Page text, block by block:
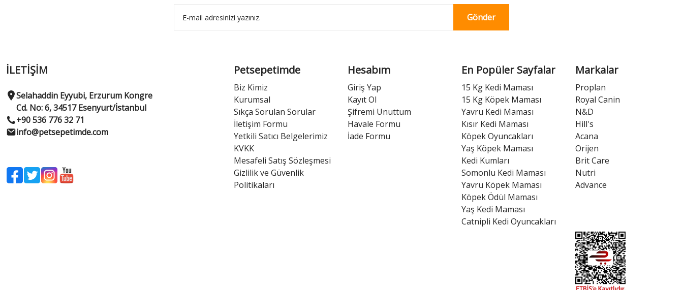
Gönder
İLETİŞİM
Selahaddin Eyyubi, Erzurum Kongre
Cd. No: 6, 34517 Esenyurt/İstanbul
+90 536 776 32 71
info@petsepetimde.com
Petsepetimde
Biz Kimiz
Kurumsal
Sıkça Sorulan Sorular
İletişim Formu
Yetkili Satıcı Belgelerimiz
KVKK
Mesafeli Satış Sözleşmesi
Gizlilik ve Güvenlik
Politikaları
Hesabım
Giriş Yap
Kayıt Ol
Şifremi Unuttum
Havale Formu
İade Formu
En Popüler Sayfalar
15 Kg Kedi Maması
15 Kg Köpek Maması
Yavru Kedi Maması
Kısır Kedi Maması
Köpek Oyuncakları
Yaş Köpek Maması
Kedi Kumları
Somonlu Kedi Maması
Yavru Köpek Maması
Köpek Ödül Maması
Yaş Kedi Maması
Catnipli Kedi Oyuncakları
Markalar
Proplan
Royal Canin
N&D
Hill's
Acana
Orijen
Brit Care
Nutri
Advance